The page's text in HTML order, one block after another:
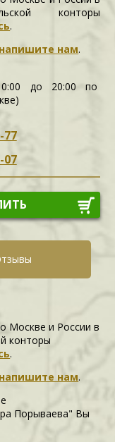
конторы
.
напишите нам.
до 20:00 по
77
07
Москве и России в
конторы
.
напишите нам.
Порываева" Вы